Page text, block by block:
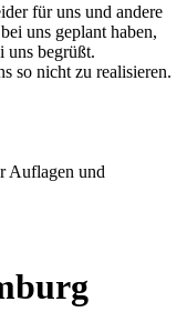
für uns und andere
uns geplant haben,
uns begrüßt.
so nicht zu realisieren.
Auflagen und